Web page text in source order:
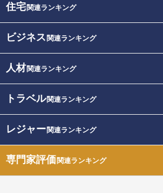
住宅関連ランキング
ビジネス 関連ランキング
人材関連ランキング
トラベル関連ランキング
レジャー関連ランキング
専門家評価関連ランキング